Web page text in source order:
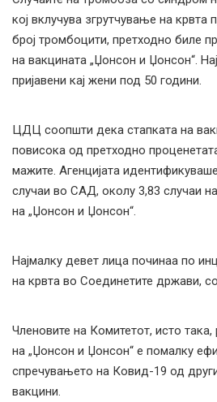
кој вклучува згрутчување на
број тромбоцити, претходно биле
на вакцината „Џонсон и Џонсон“.
пријавени кај жени под 50 години.
ЦДЦ соопшти дека стапката на
повисока од претходно
мажите. Агенцијата
случаи во САД, околу 3,83 случаи
на „Џонсон и Џонсон“.
Најмалку девет лица починаа по
на крвта во Соединетите држави,
Членовите на Комитетот, исто
на „Џонсон и Џонсон“ е помалку
спречувањето на Ковид-19 од
вакцини.